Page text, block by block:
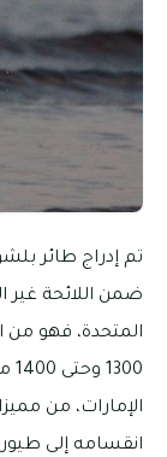
تم إدراج طائر
ضمن اللائحة غير
المتحدة، فهو من
الإمارات، من
انقسامه إلى